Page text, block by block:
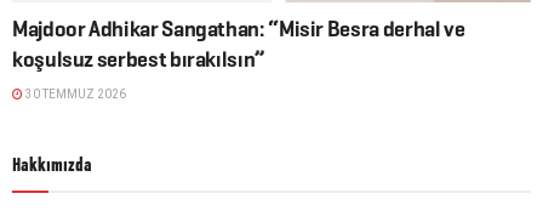
Majdoor Adhikar Sangathan: “Misir Besra derhal ve
koşulsuz serbest bırakılsın”
30 TEMMUZ 2026
Hakkımızda